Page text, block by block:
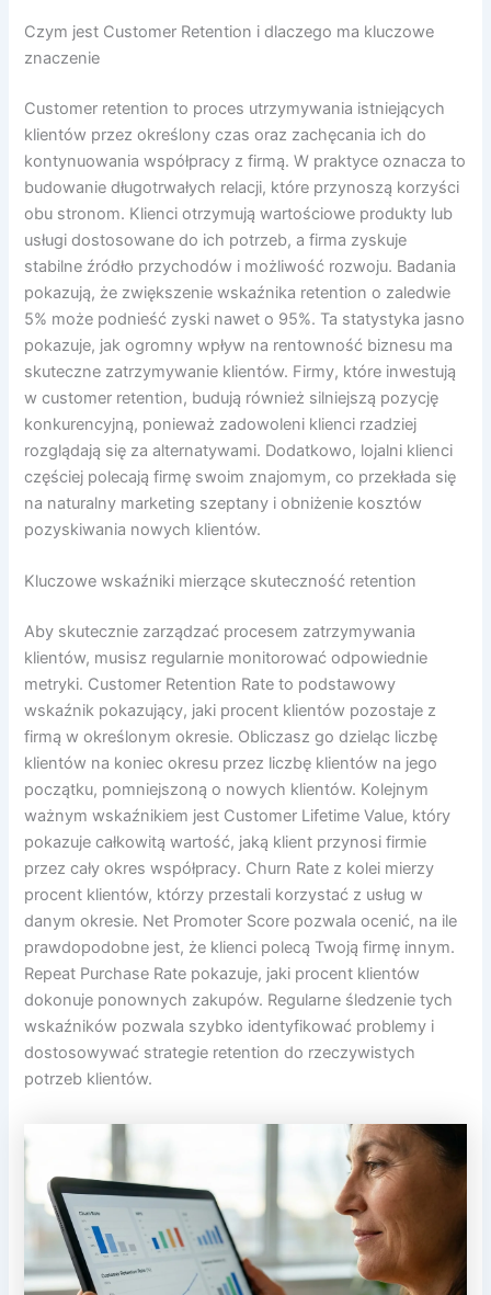
Czym jest Customer Retention i dlaczego ma kluczowe
znaczenie
Customer retention to proces utrzymywania istniejących
klientów przez określony czas oraz zachęcania ich do
kontynuowania współpracy z firmą. W praktyce oznacza to
budowanie długotrwałych relacji, które przynoszą korzyści
obu stronom. Klienci otrzymują wartościowe produkty lub
usługi dostosowane do ich potrzeb, a firma zyskuje
stabilne źródło przychodów i możliwość rozwoju. Badania
pokazują, że zwiększenie wskaźnika retention o zaledwie
5% może podnieść zyski nawet o 95%. Ta statystyka jasno
pokazuje, jak ogromny wpływ na rentowność biznesu ma
skuteczne zatrzymywanie klientów. Firmy, które inwestują
w customer retention, budują również silniejszą pozycję
konkurencyjną, ponieważ zadowoleni klienci rzadziej
rozglądają się za alternatywami. Dodatkowo, lojalni klienci
częściej polecają firmę swoim znajomym, co przekłada się
na naturalny marketing szeptany i obniżenie kosztów
pozyskiwania nowych klientów.
Kluczowe wskaźniki mierzące skuteczność retention
Aby skutecznie zarządzać procesem zatrzymywania
klientów, musisz regularnie monitorować odpowiednie
metryki. Customer Retention Rate to podstawowy
wskaźnik pokazujący, jaki procent klientów pozostaje z
firmą w określonym okresie. Obliczasz go dzieląc liczbę
klientów na koniec okresu przez liczbę klientów na jego
początku, pomniejszoną o nowych klientów. Kolejnym
ważnym wskaźnikiem jest Customer Lifetime Value, który
pokazuje całkowitą wartość, jaką klient przynosi firmie
przez cały okres współpracy. Churn Rate z kolei mierzy
procent klientów, którzy przestali korzystać z usług w
danym okresie. Net Promoter Score pozwala ocenić, na ile
prawdopodobne jest, że klienci polecą Twoją firmę innym.
Repeat Purchase Rate pokazuje, jaki procent klientów
dokonuje ponownych zakupów. Regularne śledzenie tych
wskaźników pozwala szybko identyfikować problemy i
dostosowywać strategie retention do rzeczywistych
potrzeb klientów.